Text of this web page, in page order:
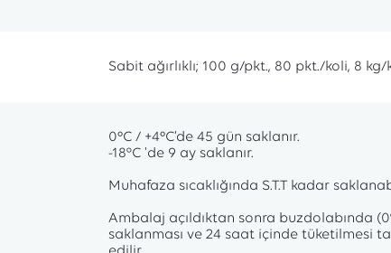
Sabit ağırlıklı; 100 g/pkt., 80 pkt./koli, 8 kg/
0ºC / +4ºC’de 45 gün saklanır.
-18°C 'de 9 ay saklanır.
Muhafaza sıcaklığında S.T.T kadar
Ambalaj açıldıktan sonra buzdolabında
saklanması ve 24 saat içinde tüketilmesi